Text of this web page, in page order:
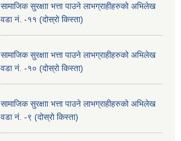
सामाजिक सुरक्षाा भत्ता पाउने लाभग्राहीहरुको अभिलेख
वडा नं. -११ (दोस्रो किस्ता)
सामाजिक सुरक्षाा भत्ता पाउने लाभग्राहीहरुको अभिलेख
वडा नं. -१० (दोस्रो किस्ता)
सामाजिक सुरक्षाा भत्ता पाउने लाभग्राहीहरुको अभिलेख
वडा नं. -९ (दोस्रो किस्ता)